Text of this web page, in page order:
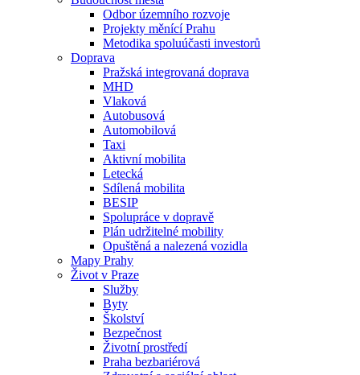
Odbor územního rozvoje
Projekty měnící Prahu
Metodika spoluúčasti investorů
Doprava
Pražská integrovaná doprava
MHD
Vlaková
Autobusová
Automobilová
Taxi
Aktivní mobilita
Letecká
Sdílená mobilita
BESIP
Spolupráce v dopravě
Plán udržitelné mobility
Opuštěná a nalezená vozidla
Mapy Prahy
Život v Praze
Služby
Byty
Školství
Bezpečnost
Životní prostředí
Praha bezbariérová